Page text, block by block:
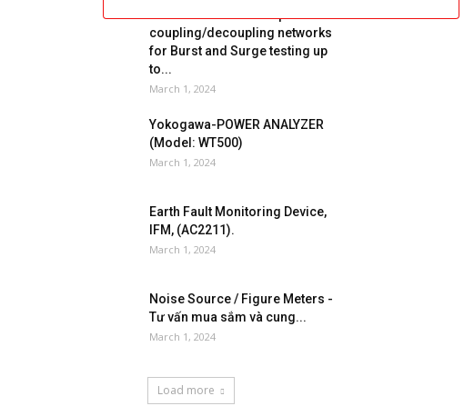
coupling/decoupling networks
for Burst and Surge testing up
to...
March 1, 2024
Yokogawa-POWER ANALYZER
(Model: WT500)
March 1, 2024
Earth Fault Monitoring Device,
IFM, (AC2211).
March 1, 2024
Noise Source / Figure Meters -
Tư vấn mua sắm và cung...
March 1, 2024
Load more